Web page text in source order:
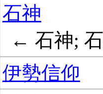
石神
← 石神;
伊勢信仰